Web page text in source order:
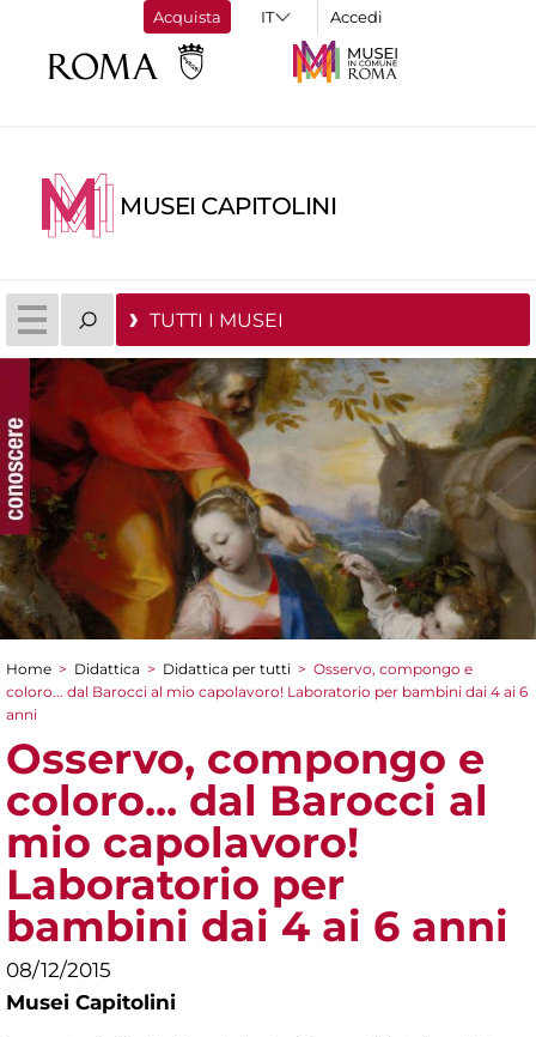
Acquista Accedi
MUSEI CAPITOLINI
TUTTI I MUSEI
Tu sei qui
Home > Didattica > Didattica per tutti > Osservo, compongo e
coloro... dal Barocci al mio capolavoro! Laboratorio per bambini dai 4 ai 6
anni
Osservo, compongo e
coloro... dal Barocci al
mio capolavoro!
Laboratorio per
bambini dai 4 ai 6 anni
08/12/2015
Musei Capitolini